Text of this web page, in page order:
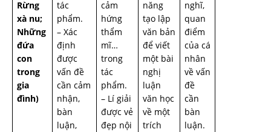
Rừng
xà nu;
Những
đứa
con
trong
gia
đình)
tác
phẩm.
– Xác
định
được
vấn đề
cần cảm
nhận,
bàn
luận,
cảm
hứng
thẩm
mĩ…
trong
tác
phẩm.
– Lí giải
được vẻ
đẹp nội
năng
tạo lập
văn bản
để viết
một bài
nghị
luận
văn học
về một
trích
nghĩ,
quan
điểm
của cá
nhân
về vấn
đề
cần
bàn
luận.